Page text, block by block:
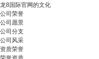
龙8国际官网的文化
公司荣誉
公司愿景
公司分支
公司风采
资质荣誉